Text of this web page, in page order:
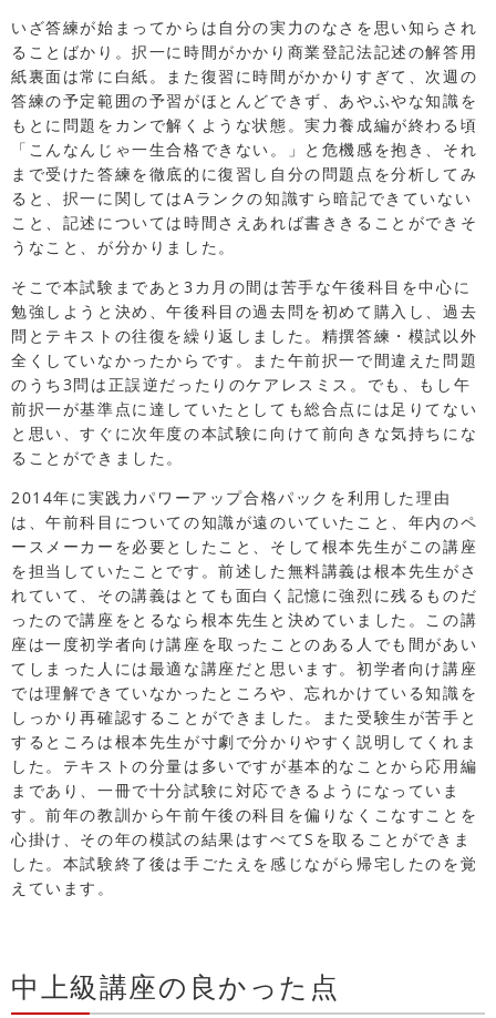
いざ答練が始まってからは自分の実力のなさを思い知らされ
ることばかり。択一に時間がかかり商業登記法記述の解答用
紙裏面は常に白紙。また復習に時間がかかりすぎて、次週の
答練の予定範囲の予習がほとんどできず、あやふやな知識を
もとに問題をカンで解くような状態。実力養成編が終わる頃
「こんなんじゃ一生合格できない。」と危機感を抱き、それ
まで受けた答練を徹底的に復習し自分の問題点を分析してみ
ると、択一に関してはAランクの知識すら暗記できていない
こと、記述については時間さえあれば書ききることができそ
うなこと、が分かりました。
そこで本試験まであと3カ月の間は苦手な午後科目を中心に
勉強しようと決め、午後科目の過去問を初めて購入し、過去
問とテキストの往復を繰り返しました。精撰答練・模試以外
全くしていなかったからです。また午前択一で間違えた問題
のうち3問は正誤逆だったりのケアレスミス。でも、もし午
前択一が基準点に達していたとしても総合点には足りてない
と思い、すぐに次年度の本試験に向けて前向きな気持ちにな
ることができました。
2014年に実践力パワーアップ合格パックを利用した理由
は、午前科目についての知識が遠のいていたこと、年内のペ
ースメーカーを必要としたこと、そして根本先生がこの講座
を担当していたことです。前述した無料講義は根本先生がさ
れていて、その講義はとても面白く記憶に強烈に残るものだ
ったので講座をとるなら根本先生と決めていました。この講
座は一度初学者向け講座を取ったことのある人でも間があい
てしまった人には最適な講座だと思います。初学者向け講座
では理解できていなかったところや、忘れかけている知識を
しっかり再確認することができました。また受験生が苦手と
するところは根本先生が寸劇で分かりやすく説明してくれま
した。テキストの分量は多いですが基本的なことから応用編
まであり、一冊で十分試験に対応できるようになっていま
す。前年の教訓から午前午後の科目を偏りなくこなすことを
心掛け、その年の模試の結果はすべてSを取ることができま
した。本試験終了後は手ごたえを感じながら帰宅したのを覚
えています。
中上級講座の良かった点